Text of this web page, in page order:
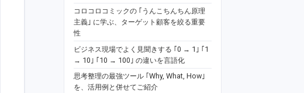
コロコロコミックの ｢うんこちんちん原理
主義｣ に学ぶ、ターゲット顧客を絞る重要
性
ビジネス現場でよく見聞きする ｢0 → 1｣ ｢1
→ 10｣ ｢10 → 100｣ の違いを言語化
思考整理の最強ツール ｢Why, What, How｣
を、活用例と併せてご紹介